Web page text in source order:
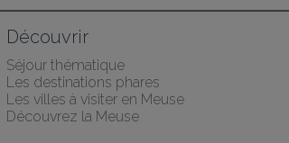
Découvrir
Séjour thématique
Les destinations phares
Les villes à visiter en Meuse
Découvrez la Meuse